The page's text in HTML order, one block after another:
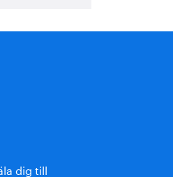
dig till